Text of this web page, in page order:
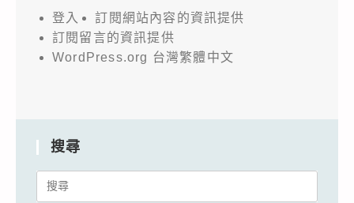
登入
訂閱網站內容的資訊提供
訂閱留言的資訊提供
WordPress.org 台灣繁體中文
搜尋
Search